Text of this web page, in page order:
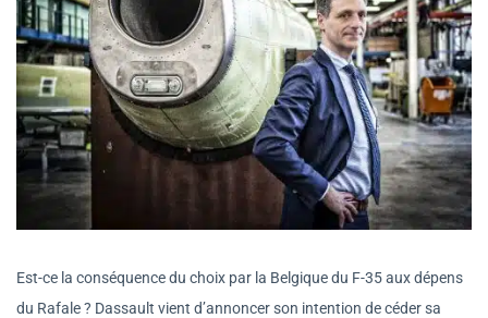
Est-ce la conséquence du choix par la Belgique du F-35 aux dépens
du Rafale ? Dassault vient d’annoncer son intention de céder sa